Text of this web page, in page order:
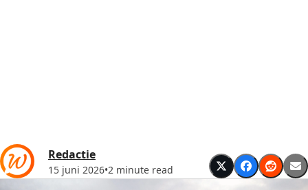
Redactie
15 juni 2026•2 minute read